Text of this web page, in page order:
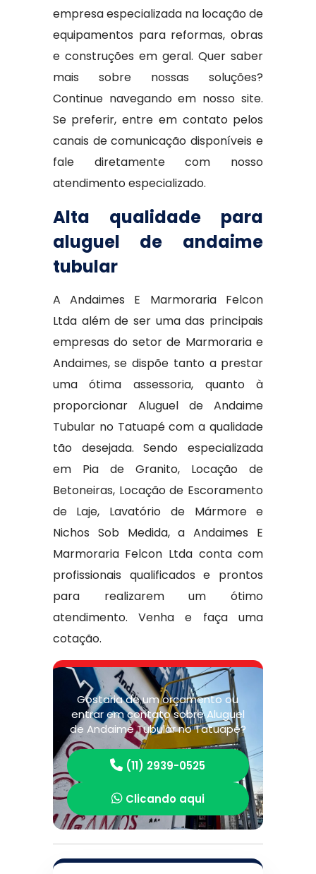
empresa especializada na locação de
equipamentos para reformas, obras
e construções em geral. Quer saber
mais sobre nossas soluções?
Continue navegando em nosso site.
Se preferir, entre em contato pelos
canais de comunicação disponíveis e
fale diretamente com nosso
atendimento especializado.
Alta qualidade para
aluguel de andaime
tubular
A Andaimes E Marmoraria Felcon
Ltda além de ser uma das principais
empresas do setor de Marmoraria e
Andaimes, se dispõe tanto a prestar
uma ótima assessoria, quanto à
proporcionar Aluguel de Andaime
Tubular no Tatuapé com a qualidade
tão desejada. Sendo especializada
em Pia de Granito, Locação de
Betoneiras, Locação de Escoramento
de Laje, Lavatório de Mármore e
Nichos Sob Medida, a Andaimes E
Marmoraria Felcon Ltda conta com
profissionais qualificados e prontos
para realizarem um ótimo
atendimento. Venha e faça uma
cotação.
Gostaria de um orçamento ou
entrar em contato sobre Aluguel
de Andaime Tubular no Tatuapé?
(11) 2939-0525
Clicando aqui